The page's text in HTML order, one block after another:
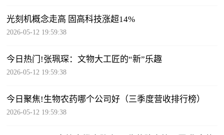
光刻机概念走高 固高科技涨超14%
2026-05-12 19:59:38
今日热门!张珮琛：文物大工匠的“新”乐趣
2026-05-12 19:59:38
今日聚焦!生物农药哪个公司好（三季度营收排行榜）
2026-05-12 19:59:38